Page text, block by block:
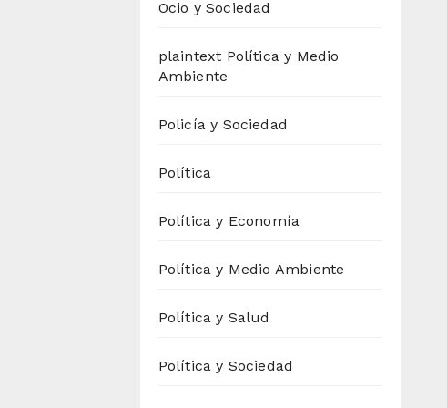
Ocio y Sociedad
plaintext Política y Medio
Ambiente
Policía y Sociedad
Política
Política y Economía
Política y Medio Ambiente
Política y Salud
Política y Sociedad